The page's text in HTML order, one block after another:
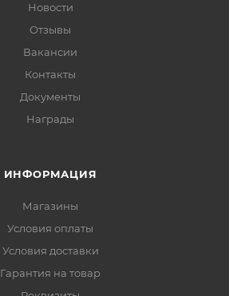
Новости
Отзывы
Вакансии
Контакты
Документы
Награды
ИНФОРМАЦИЯ
Магазины
Условия оплаты
Условия доставки
Гарантия на товар